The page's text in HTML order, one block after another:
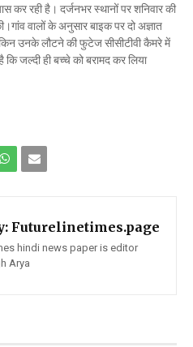
कर रही है। दर्जनभर स्थानों पर शनिवार की
वालों के अनुसार बाइक पर दो अज्ञात
उनके लौटने की फुटेज सीसीटीवी कैमरे में
जल्दी ही बच्चे को बरामद कर लिया
Futurelinetimes.page
hindi news paper is editor
Arya